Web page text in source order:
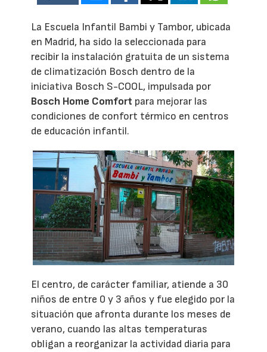
La Escuela Infantil Bambi y Tambor, ubicada
en Madrid, ha sido la seleccionada para
recibir la instalación gratuita de un sistema
de climatización Bosch dentro de la
iniciativa Bosch S-COOL, impulsada por
Bosch Home Comfort para mejorar las
condiciones de confort térmico en centros
de educación infantil.
El centro, de carácter familiar, atiende a 30
niños de entre 0 y 3 años y fue elegido por la
situación que afronta durante los meses de
verano, cuando las altas temperaturas
obligan a reorganizar la actividad diaria para